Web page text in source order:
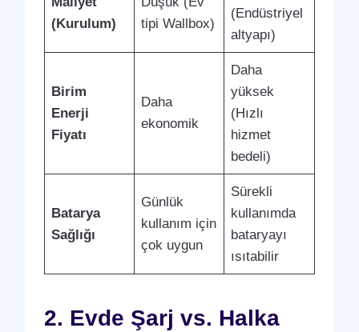
(Kurulum)
tipi Wallbox)
(Endüstriyel
altyapı)
Birim
Enerji
Fiyatı
Daha
ekonomik
Daha
yüksek
(Hızlı
hizmet
bedeli)
Batarya
Sağlığı
Günlük
kullanım için
çok uygun
Sürekli
kullanımda
bataryayı
ısıtabilir
2. Evde Şarj vs. Halka